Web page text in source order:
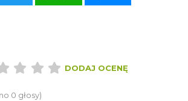
DODAJ OCENĘ
0 głosy)